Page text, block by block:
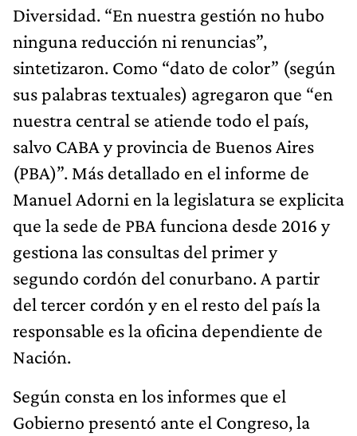
Diversidad. “En nuestra gestión no hubo
ninguna reducción ni renuncias”,
sintetizaron. Como “dato de color” (según
sus palabras textuales) agregaron que “en
nuestra central se atiende todo el país,
salvo CABA y provincia de Buenos Aires
(PBA)”. Más detallado en el informe de
Manuel Adorni en la legislatura se explicita
que la sede de PBA funciona desde 2016 y
gestiona las consultas del primer y
segundo cordón del conurbano. A partir
del tercer cordón y en el resto del país la
responsable es la oficina dependiente de
Nación.
Según consta en los informes que el
Gobierno presentó ante el Congreso, la